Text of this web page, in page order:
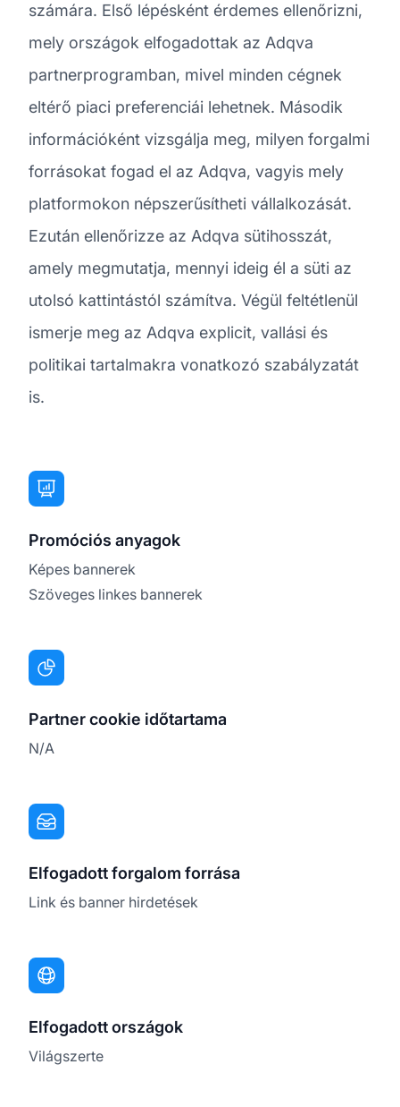
számára. Első lépésként érdemes ellenőrizni,
mely országok elfogadottak az Adqva
partnerprogramban, mivel minden cégnek
eltérő piaci preferenciái lehetnek. Második
információként vizsgálja meg, milyen forgalmi
forrásokat fogad el az Adqva, vagyis mely
platformokon népszerűsítheti vállalkozását.
Ezután ellenőrizze az Adqva sütihosszát,
amely megmutatja, mennyi ideig él a süti az
utolsó kattintástól számítva. Végül feltétlenül
ismerje meg az Adqva explicit, vallási és
politikai tartalmakra vonatkozó szabályzatát
is.
Promóciós anyagok
Képes bannerek
Szöveges linkes bannerek
Partner cookie időtartama
N/A
Elfogadott forgalom forrása
Link és banner hirdetések
Elfogadott országok
Világszerte